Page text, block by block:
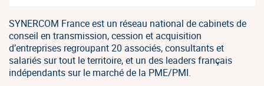
SYNERCOM France est un réseau national de cabinets de
conseil en transmission, cession et acquisition
d’entreprises regroupant 20 associés, consultants et
salariés sur tout le territoire, et un des leaders français
indépendants sur le marché de la PME/PMI.